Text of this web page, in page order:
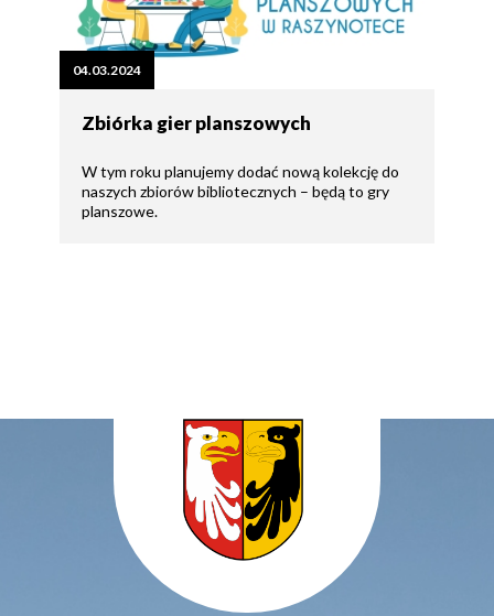
04.03.2024
Zbiórka gier planszowych
W tym roku planujemy dodać nową kolekcję do
naszych zbiorów bibliotecznych – będą to gry
planszowe.